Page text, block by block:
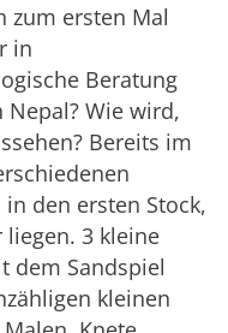
zum ersten Mal
in
Beratung
Wie wird,
Bereits im
den ersten Stock,
3 kleine
dem Sandspiel
kleinen